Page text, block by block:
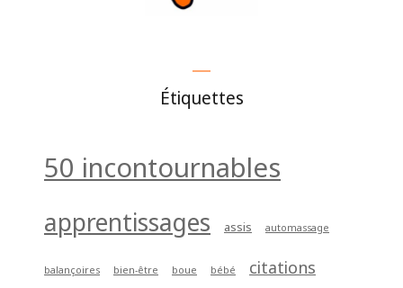
Étiquettes
50 incontournables
apprentissages assis automassage
balançoires bien-être boue bébé citations